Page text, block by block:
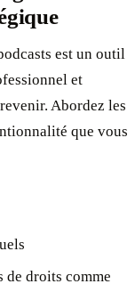
est un outil
et
Abordez les
que vous
de droits comme